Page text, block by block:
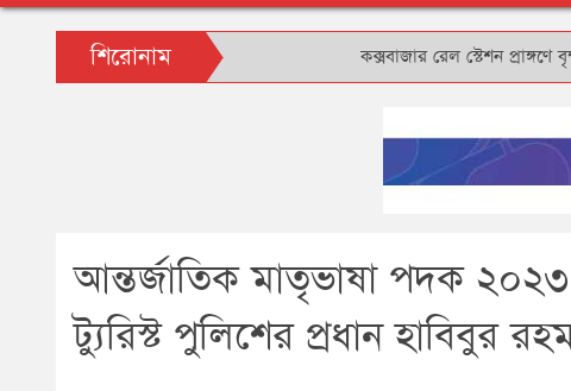
শিরোনাম কক্সবাজার রেল স্টেশন প্রাঙ্গণে
আন্তর্জাতিক মাতৃভাষা পদক
ট্যুরিস্ট পুলিশের প্রধান হাবিবুর